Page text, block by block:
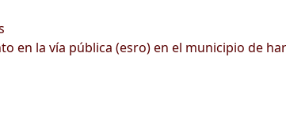
en la vía pública (esro) en el municipio de